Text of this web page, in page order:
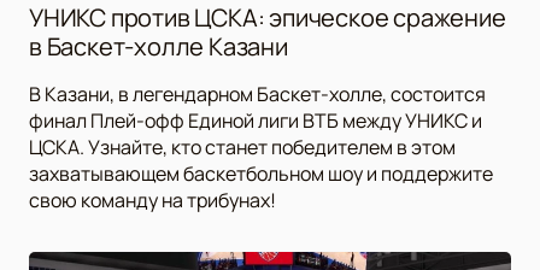
УНИКС против ЦСКА: эпическое сражение
в Баскет-холле Казани
В Казани, в легендарном Баскет-холле, состоится
финал Плей-офф Единой лиги ВТБ между УНИКС и
ЦСКА. Узнайте, кто станет победителем в этом
захватывающем баскетбольном шоу и поддержите
свою команду на трибунах!